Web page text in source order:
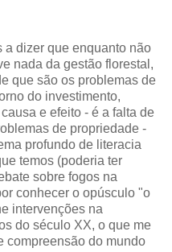
dizer que enquanto não
nada da gestão florestal,
que são os problemas de
do investimento,
e efeito - é a falta de
de propriedade -
profundo de literacia
temos (poderia ter
sobre fogos na
conhecer o opúsculo "o
intervenções na
do século XX, o que me
compreensão do mundo